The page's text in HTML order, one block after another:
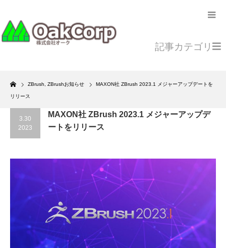
Home
ZBrush ZBrushお知らせ MAXON社 ZBrush 2023.1 メジャーアップデートを
リリース
記事カテゴリ
3.30
2023
MAXON社 ZBrush 2023.1 メジャーアップデ
ートをリリース